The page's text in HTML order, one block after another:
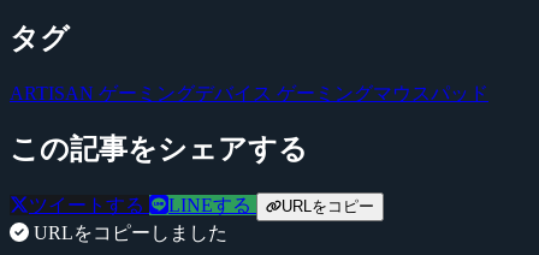
タグ
ARTISAN ゲーミングデバイス ゲーミングマウスパッド
この記事をシェアする
ツイートする LINEする URLをコピー
URLをコピーしました